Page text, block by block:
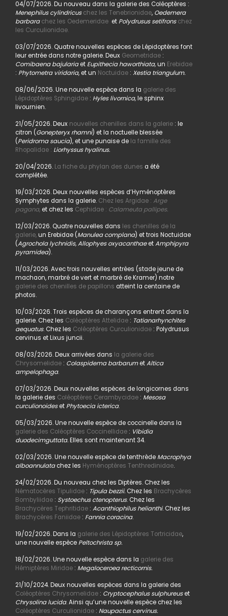
04/07/2026. Du nouveau dans la galerie des Coléoptères :
Menephilus cylindricus chez les Tenebrionidae,Oedemera
barbara chez les Oedemeridaeet Polydrusus setifrons chez
les Curculionidae.
03/07/2026. Quatre nouvelles espèces de Lépidoptères font
leur entrée dans notre galerie. Deux Geometridae:
Comibaena bajulariaet Eupithecia haworthiata,un Erebidae
: Phytometra viridaria, et un Noctuidae: Xestia triangulum.
08/06/2026. Une nouvelle espèce dans la galerie des
Lépidoptères Sphingidae: Hyles livornica,le sphinx
livournien.
21/05/2026. Deux nouvelles chenilles dans la galerie : le
citron (Gonepteryx rhamni) et la noctuelle blessée
(Peridroma saucia), et une punaise dela famille des
Rhopalidae : Liorhyssus hyalinus.
20/04/2026. La fiche du phylan des dunes a été
complétée.
19/03/2026. Deux nouvelles espèces d’Hyménoptères
Symphytes dans la galerie. Chez les Argidae : Arge
pagana,et chez les Cephidae : Calameuta pallipes.
12/03/2026. Quatre nouvelles dans les chenilles de la
galerie,un Erebidae (Manulea complana) et trois Noctuidae
(Agrochola lychnidis, Allophyes oxyacanthaeetAmphipyra
pyramidea).
11/03/2026. Avec trois nouvelles entrées (stade jeune de
machaon, marbré de vert et marbré de Kramer) notre
galerie des chenilles de papillons atteint la centaine de
photos.
10/03/2026. Trois espèces de charançons entrent dans la
galerie. Chez les Coléoptères Attelidae: Tatianarhynchites
aequatus. Chez les Coléoptères Curculionidae: Polydrusus
cervinus et Lixus juncii.
08/03/2026. Deux arrivées dans la galerie des
Chrysomelidae: Colaspidema barbarumetAltica
ampelophaga.
07/03/2026. Deux nouvelles espèces de longicornes dans
la galerie des Coléoptères Cerambycidae: Mesosa
curculionoideset Phytoecia icterica.
05/03/2026. Une nouvelle espèce de coccinelle dans la
galerie des Coléoptères Coccinellidae: Vibidia
duodecimguttata.Elles sont maintenant 34.
02/03/2026. Une nouvelle espèce de tenthrède Macrophya
alboannulatachez les Hyménoptères Tenthredinidae.
24/02/2026. Du nouveau chez les Diptères. Chez les
Nématocères Tipulidae: Tipula bezzii. Chez les Brachycères
Bombyliidae: Systoechus ctenopterus. Chez les
Brachycères Tephritidae: Acanthiophilus helianthi. Chez les
Brachycères Faniidae: Fannia coracina.
19/02/2026. Dans la galerie des Lépidoptères Tortricidae,
une nouvelle espèce Peltochrista sp.
18/02/2026. Une nouvelle espèce dans la galerie des
Hémiptères Miridae: Megaloceroea recticornis.
21/10/2024. Deux nouvelles espèces dans la galerie des
Coléoptères Chrysomelidae: Cryptocephalus sulphureuset
Chrysolina lucida. Ainsi qu’une nouvelle espèce chez les
Coléoptères Curculionidae : Naupactus cervinus.